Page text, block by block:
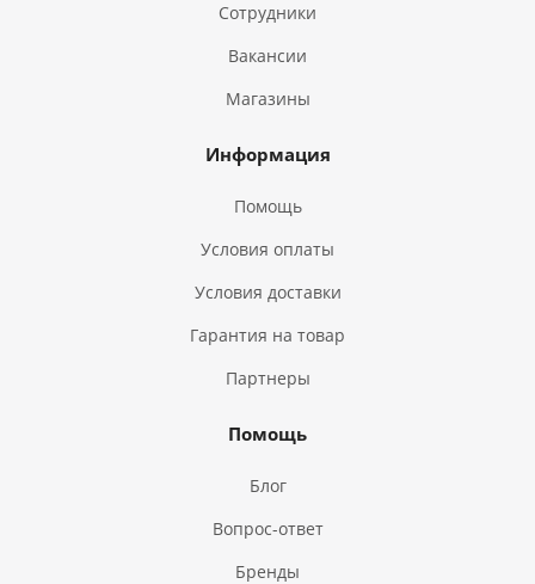
Сотрудники
Вакансии
Магазины
Информация
Помощь
Условия оплаты
Условия доставки
Гарантия на товар
Партнеры
Помощь
Блог
Вопрос-ответ
Бренды